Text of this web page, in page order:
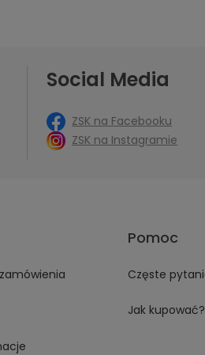
Social Media
ZSK na Facebooku
ZSK na Instagramie
Pomoc
Częste
Jak kupować?